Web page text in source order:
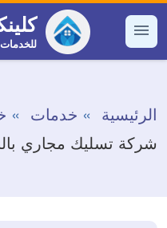
التجاوز
إلى القائمة للخدمات
الرئيسية خدمات
شركة تسليك مجاري